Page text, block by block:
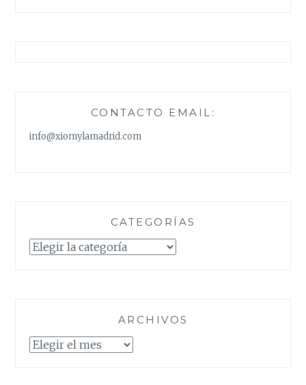
CONTACTO EMAIL:
info@xiomylamadrid.com
CATEGORÍAS
Categorías
ARCHIVOS
Archivos